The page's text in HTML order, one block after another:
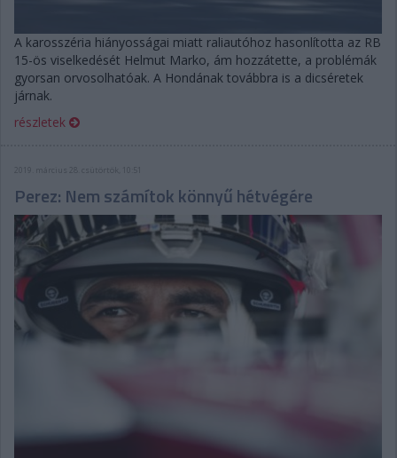
A karosszéria hiányosságai miatt raliautóhoz hasonlította az RB
15-ös viselkedését Helmut Marko, ám hozzátette, a problémák
gyorsan orvosolhatóak. A Hondának továbbra is a dicséretek
járnak.
részletek
2019. március 28. csütörtök, 10:51
Perez: Nem számítok könnyű hétvégére